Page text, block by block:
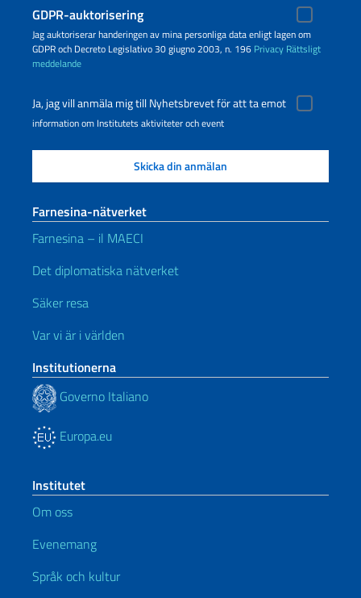
GDPR-auktorisering
Jag auktoriserar handeringen av mina personliga data enligt lagen om
GDPR och Decreto Legislativo 30 giugno 2003, n. 196 Privacy Rättsligt
meddelande
Ja, jag vill anmäla mig till Nyhetsbrevet för att ta emot
information om Institutets aktiviteter och event
Farnesina-nätverket
Farnesina – il MAECI
Det diplomatiska nätverket
Säker resa
Var vi är i världen
Institutionerna
Governo Italiano
Europa.eu
Institutet
Om oss
Evenemang
Språk och kultur